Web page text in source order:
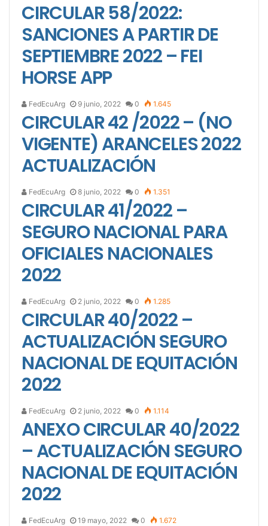
CIRCULAR 58/2022:
SANCIONES A PARTIR DE
SEPTIEMBRE 2022 – FEI
HORSE APP
FedEcuArg 9 junio, 2022 0 1.645
CIRCULAR 42 /2022 – (NO
VIGENTE) ARANCELES 2022
ACTUALIZACIÓN
FedEcuArg 8 junio, 2022 0 1.351
CIRCULAR 41/2022 –
SEGURO NACIONAL PARA
OFICIALES NACIONALES
2022
FedEcuArg 2 junio, 2022 0 1.285
CIRCULAR 40/2022 –
ACTUALIZACIÓN SEGURO
NACIONAL DE EQUITACIÓN
2022
FedEcuArg 2 junio, 2022 0 1.114
ANEXO CIRCULAR 40/2022
– ACTUALIZACIÓN SEGURO
NACIONAL DE EQUITACIÓN
2022
FedEcuArg 19 mayo, 2022 0 1.672